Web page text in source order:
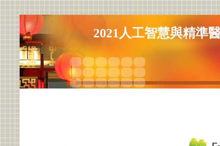
2021人工智慧與精準